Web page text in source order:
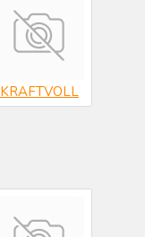
KRAFTVOLL